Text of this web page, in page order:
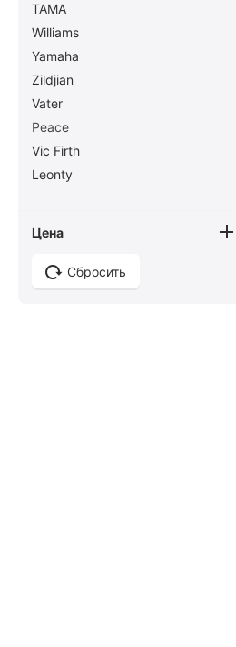
TAMA
Williams
Yamaha
Zildjian
Vater
Peace
Vic Firth
Leonty
Цена
Сбросить